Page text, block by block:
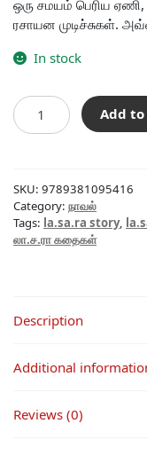
ஒரு சமயம் பெரிய
ரசாயன முடிச்சுகள்.
In stock
கேரளத்தில்
எங்கோ
Add
SKU: 9789381095416
Category: நாவல்
Tags: la.sa.ra story,
லா.ச.ரா கதைகள்
Description
Additional
Reviews (0)